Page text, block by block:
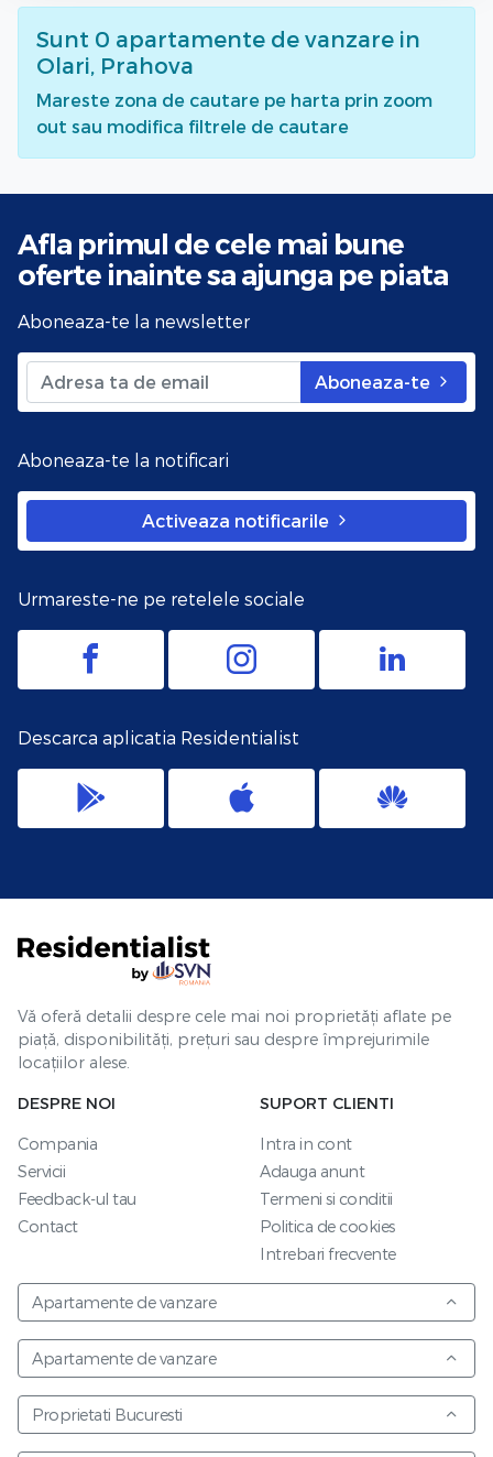
Sunt 0 apartamente de vanzare in
Olari, Prahova
Mareste zona de cautare pe harta prin zoom
out sau modifica filtrele de cautare
Afla primul de cele mai bune
oferte inainte sa ajunga pe piata
Aboneaza-te la newsletter
Aboneaza-te
Aboneaza-te la notificari
Activeaza notificarile
Urmareste-ne pe retelele sociale
Descarca aplicatia Residentialist
Vă oferă detalii despre cele mai noi proprietăți aflate pe
piață, disponibilități, prețuri sau despre împrejurimile
locațiilor alese.
DESPRE NOI
Compania
Servicii
Feedback-ul tau
Contact
SUPORT CLIENTI
Intra in cont
Adauga anunt
Termeni si conditii
Politica de cookies
Intrebari frecvente
Apartamente de vanzare
Apartamente de vanzare
Proprietati Bucuresti